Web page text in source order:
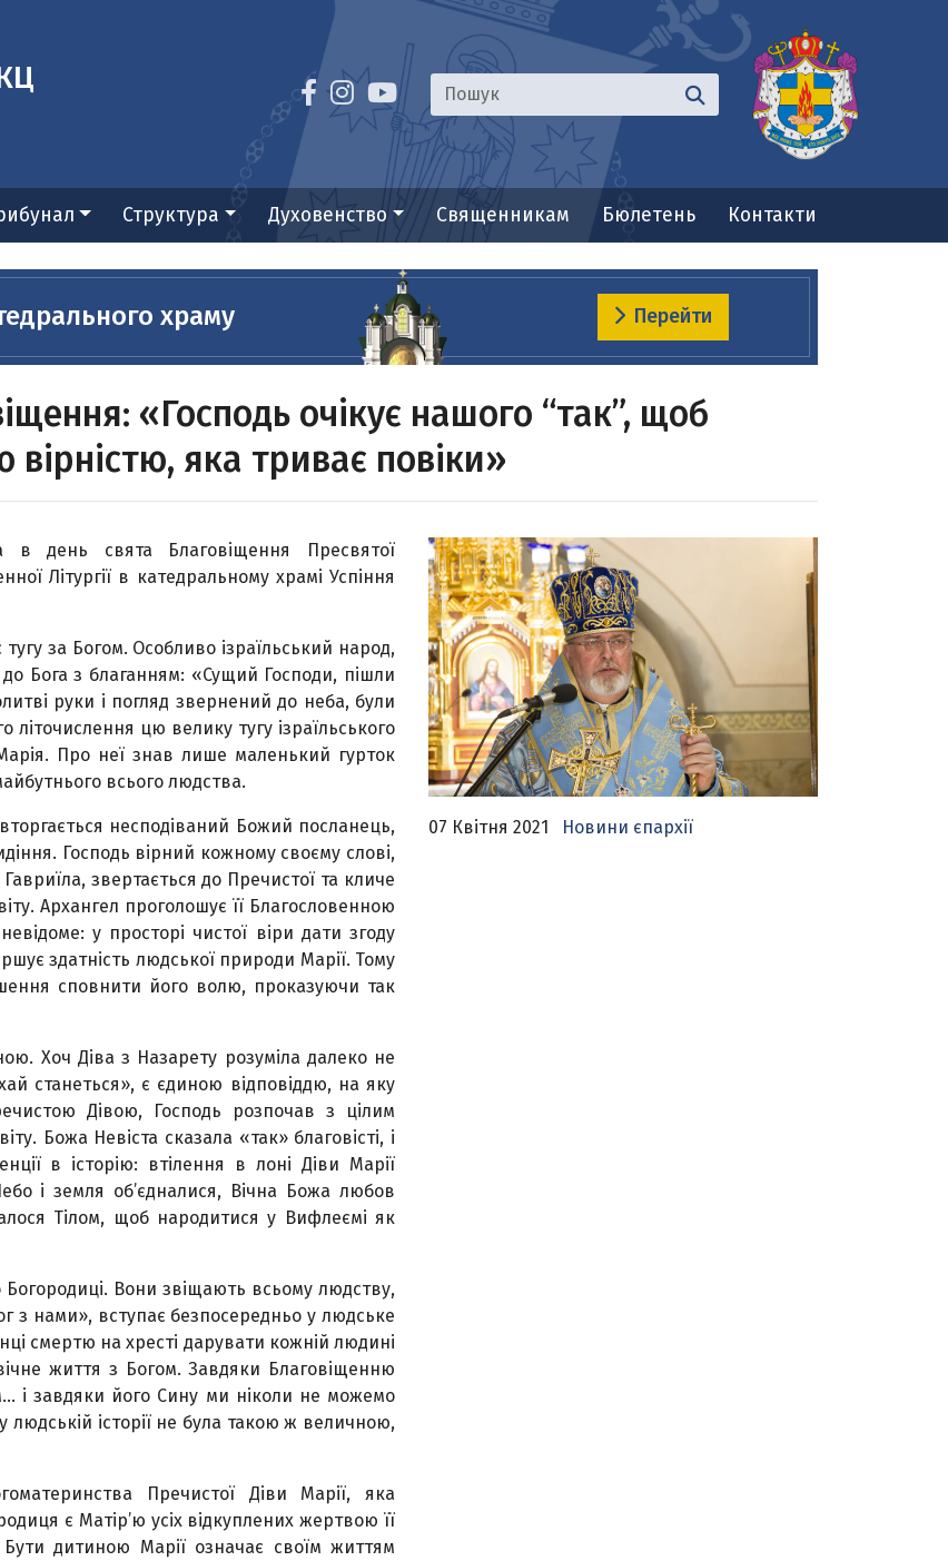
Структура Духовенство Священникам Бюлетень Контакти
храму Перейти
«Господь очікує нашого “так”, щоб
вірністю, яка триває повіки»
07 Квітня 2021 Новини єпархії
в день свята Благовіщення Пресвятої
Літургії в катедральному храмі Успіння
за Богом. Особливо ізраїльський народ,
до Бога з благанням: «Сущий Господи, пішли
руки і погляд звернений до неба, були
цю велику тугу ізраїльського
Про неї знав лише маленький гурток
всього людства.
несподіваний Божий посланець,
Господь вірний кожному своєму слові,
звертається до Пречистої та кличе
Архангел проголошує її Благословенною
у просторі чистої віри дати згоду
здатність людської природи Марії. Тому
сповнити його волю, проказуючи так
Хоч Діва з Назарету розуміла далеко не
станеться», є єдиною відповіддю, на яку
Дівою, Господь розпочав з цілим
Божа Невіста сказала «так» благовісті, і
в історію: втілення в лоні Діви Марії
і земля об’єдналися, Вічна Божа любов
Тілом, щоб народитися у Вифлеємі як
Вони звіщають всьому людству,
з нами», вступає безпосередньо у людське
смертю на хресті дарувати кожній людині
життя з Богом. Завдяки Благовіщенню
і завдяки його Сину ми ніколи не можемо
людській історії не була такою ж величною,
Пречистої Діви Марії, яка
є Матір’ю усіх відкуплених жертвою її
дитиною Марії означає своїм життям